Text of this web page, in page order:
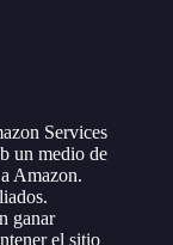
Services
un medio de
Amazon.
ganar
el sitio